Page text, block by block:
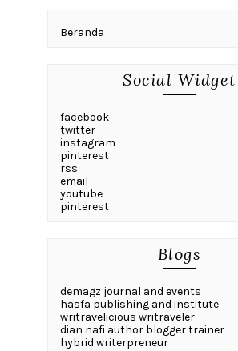
Beranda
Social Widget
facebook
twitter
instagram
pinterest
rss
email
youtube
pinterest
Blogs
demagz journal and events
hasfa publishing and institute
writravelicious writraveler
dian nafi author blogger trainer
hybrid writerpreneur